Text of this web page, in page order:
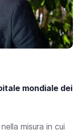
mondiale dei
misura in cui